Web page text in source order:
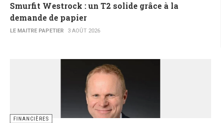
Smurfit Westrock : un T2 solide grâce à la
demande de papier
LE MAITRE PAPETIER 3 AOÛT 2026
FINANCIÈRES